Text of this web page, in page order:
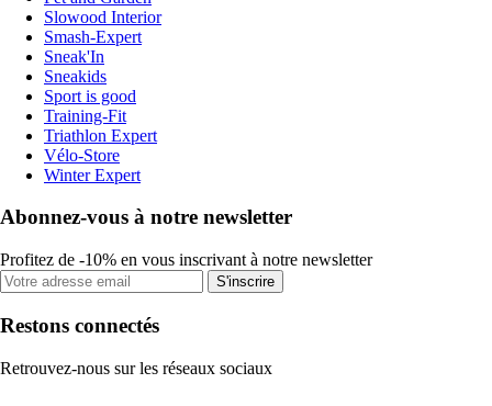
Slowood Interior
Smash-Expert
Sneak'In
Sneakids
Sport is good
Training-Fit
Triathlon Expert
Vélo-Store
Winter Expert
Abonnez-vous à notre newsletter
Profitez de -10% en vous inscrivant à notre newsletter
S'inscrire
Restons connectés
Retrouvez-nous sur les réseaux sociaux